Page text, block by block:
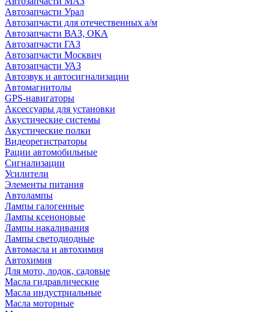
Автозапчасти Урал
Автозапчасти для отечественных а/м
Автозапчасти ВАЗ, ОКА
Автозапчасти ГАЗ
Автозапчасти Москвич
Автозапчасти УАЗ
Автозвук и автосигнализации
Автомагнитолы
GPS-навигаторы
Аксессуары для установки
Акустические системы
Акустические полки
Видеорегистраторы
Рации автомобильные
Сигнализации
Усилители
Элементы питания
Автолампы
Лампы галогенные
Лампы ксеноновые
Лампы накаливания
Лампы светодиодные
Автомасла и автохимия
Автохимия
Для мото, лодок, садовые
Масла гидравлические
Масла индустриальные
Масла моторные